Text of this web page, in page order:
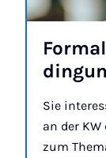
Sie
an der KW
zum